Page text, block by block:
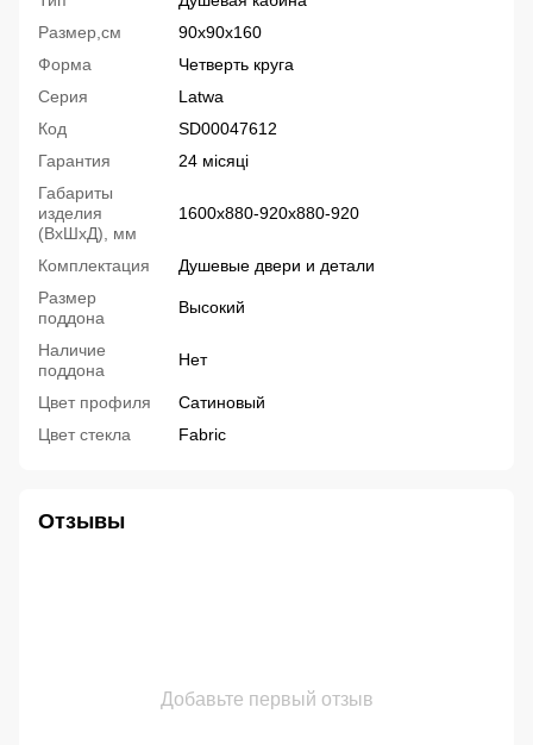
Размер,см
90x90x160
Форма
Четверть круга
Серия
Latwa
Код
SD00047612
Гарантия
24 місяці
Габариты
изделия
(ВхШхД), мм
1600х880-920х880-920
Комплектация
Душевые двери и детали
Размер
поддона
Высокий
Наличие
поддона
Нет
Цвет профиля
Сатиновый
Цвет стекла
Fabric
Отзывы
Добавьте первый отзыв